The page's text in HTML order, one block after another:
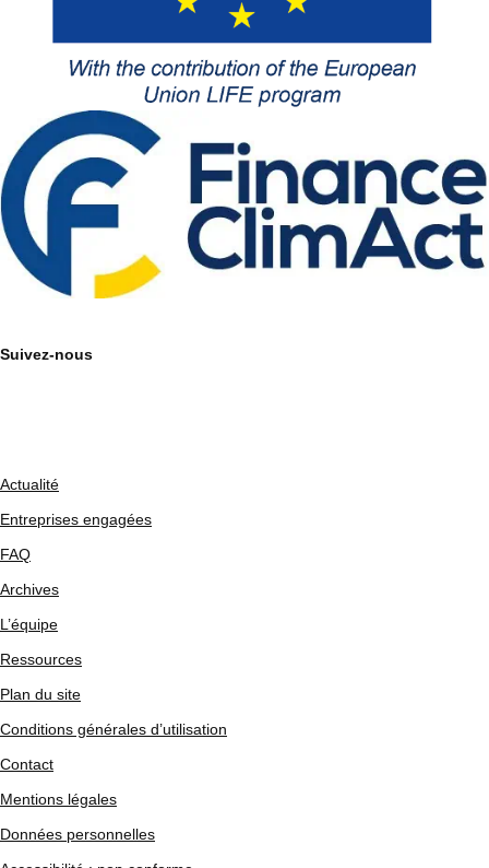
Suivez-nous
Actualité
Entreprises engagées
FAQ
Archives
L’équipe
Ressources
Plan du site
Conditions générales d’utilisation
Contact
Mentions légales
Données personnelles